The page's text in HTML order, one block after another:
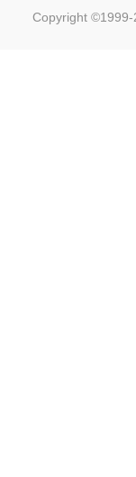
Copyright ©1999-